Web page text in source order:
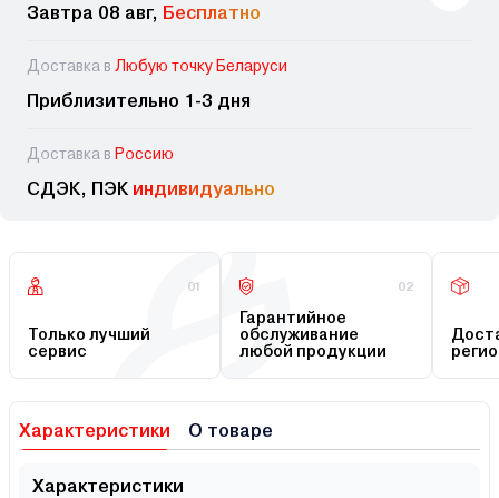
Завтра 08 авг, Бесплатно
Доставка в Любую точку Беларуси
Приблизительно 1-3 дня
Доставка в Россию
СДЭК, ПЭК индивидуально
01
Только лучший
сервис
02
Гарантийное
обслуживание
любой продукции
Характеристики О товаре
Характеристики